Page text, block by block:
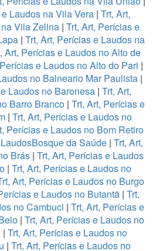
Laudos na Vila Vera| Trt, Art,
Vila Zelina | Trt, Art, Perícias e
| Trt, Art, Perícias e Laudos na
Art, Perícias e Laudos no Alto de
e Laudos no Alto do Pari |
no Balneario Mar Paulista |
Laudos no Baronesa| Trt, Art,
Barro Branco| Trt, Art, Perícias e
| Trt, Art, Perícias e Laudos no
Perícias e Laudos no Bom Retiro
da Saúde | Trt, Art,
Brás| Trt, Art, Perícias e Laudos
| Trt, Art, Perícias e Laudos no
Art, Perícias e Laudos no Burgo
e Laudos no Butantã| Trt,
no Cambuci | Trt, Art, Perícias e
| Trt, Art, Perícias e Laudos no
| Trt, Art, Perícias e Laudos no
| Trt, Art, Perícias e Laudos no